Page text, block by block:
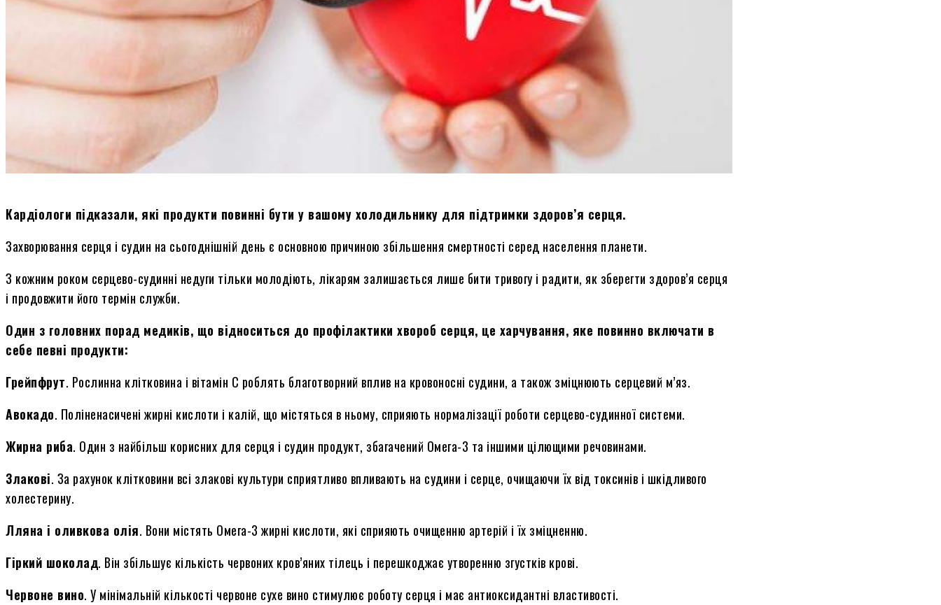
Кардіологи підказали, які продукти повинні бути у вашому холодильнику для підтримки здоров’я серця.
Захворювання серця і судин на сьогоднішній день є основною причиною збільшення смертності серед населення планети.
З кожним роком серцево-судинні недуги тільки молодіють, лікарям залишається лише бити тривогу і радити, як зберегти здоров’я серця
і продовжити його термін служби.
Один з головних порад медиків, що відноситься до профілактики хвороб серця, це харчування, яке повинно включати в
себе певні продукти:
Грейпфрут. Рослинна клітковина і вітамін С роблять благотворний вплив на кровоносні судини, а також зміцнюють серцевий м’яз.
Авокадо. Поліненасичені жирні кислоти і калій, що містяться в ньому, сприяють нормалізації роботи серцево-судинної системи.
Жирна риба. Один з найбільш корисних для серця і судин продукт, збагачений Омега-3 та іншими цілющими речовинами.
Злакові. За рахунок клітковини всі злакові культури сприятливо впливають на судини і серце, очищаючи їх від токсинів і шкідливого
холестерину.
Лляна і оливкова олія. Вони містять Омега-3 жирні кислоти, які сприяють очищенню артерій і їх зміцненню.
Гіркий шоколад. Він збільшує кількість червоних кров’яних тілець і перешкоджає утворенню згустків крові.
Червоне вино. У мінімальній кількості червоне сухе вино стимулює роботу серця і має антиоксидантні властивості.